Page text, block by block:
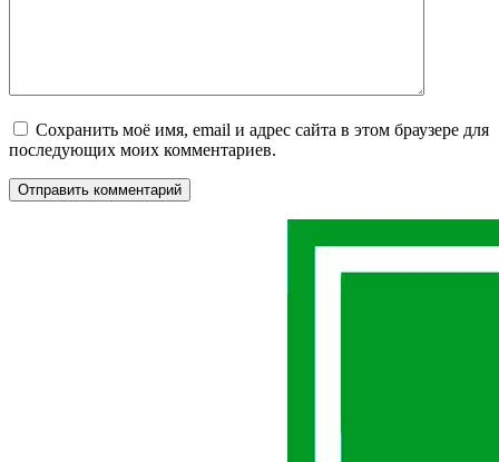
Сохранить моё имя, email и адрес сайта в этом браузере для
последующих моих комментариев.